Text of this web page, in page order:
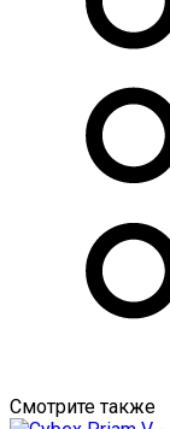
Смотрите также